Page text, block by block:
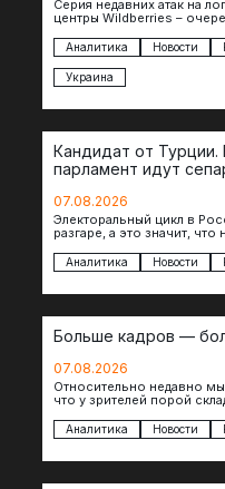
Серия недавних атак на
центры Wildberries –
российского тыла. И суть
Аналитика Новости
Украина
Кандидат от Турции.
парламент идут
07.08.2026
Электоральный цикл в
разгаре, а это значит, что
сомнительной
Аналитика Новости
Больше кадров —
07.08.2026
Относительно недавно
что у зрителей порой
Аналитика Новости